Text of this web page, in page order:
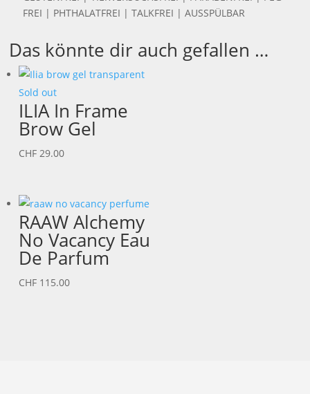
FREI | PHTHALATFREI | TALKFREI | AUSSPÜLBAR
Das könnte dir auch gefallen …
Sold out
ILIA In Frame
Brow Gel
CHF 29.00
RAAW Alchemy
No Vacancy Eau
De Parfum
CHF 115.00